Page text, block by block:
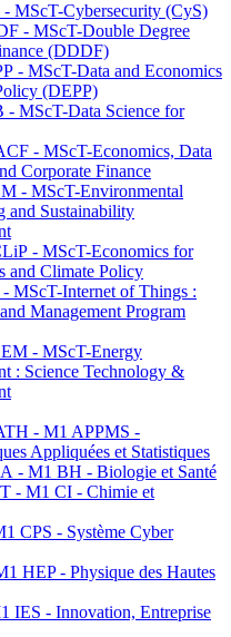
MScT-Cybersecurity (CyS)
- MScT-Double Degree
(DDDF)
- MScT-Data and Economics
(DEPP)
- MScT-Data Science for
- MScT-Economics, Data
Corporate Finance
- MScT-Environmental
and Sustainability
- MScT-Economics for
and Climate Policy
MScT-Internet of Things :
Management Program
- MScT-Energy
: Science Technology &
- M1 APPMS -
Appliquées et Statistiques
- M1 BH - Biologie et Santé
- M1 CI - Chimie et
CPS - Système Cyber
HEP - Physique des Hautes
IES - Innovation, Entreprise